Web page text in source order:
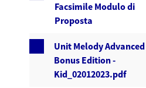
Facsimile Modulo di
Proposta
Unit Melody Advanced
Bonus Edition -
Kid_02012023.pdf